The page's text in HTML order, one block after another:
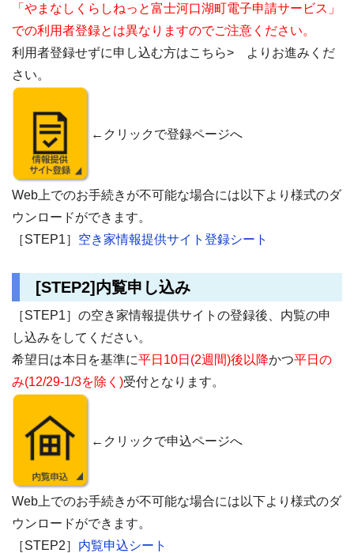
「やまなしくらしねっと富士河口湖町電子申請サービス」
での利用者登録とは異なりますのでご注意ください。
利用者登録せずに申し込む方はこちら> よりお進みくだ
さい。
←クリックで登録ページへ
Web 上でのお手続きが不可能な場合には以下より様式のダ
ウンロードができます。
［STEP1］ 空き家情報提供サイト登録シート
[STEP2]内覧申し込み
［STEP1］の空き家情報提供サイトの登録後、内覧の申
し込みをしてください。
希望日は本日を基準に平日10日(2週間)後以降かつ平日の
み(12/29-1/3を除く)受付となります。
←クリックで申込ページへ
Web 上でのお手続きが不可能な場合には以下より様式のダ
ウンロードができます。
［STEP2］ 内覧申込シート